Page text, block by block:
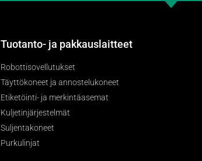
Tuotanto- ja pakkauslaitteet
Robottisovellutukset
Täyttökoneet ja annostelukoneet
Etiketöinti- ja merkintäasemat
Kuljetinjärjestelmät
Suljentakoneet
Purkulinjat